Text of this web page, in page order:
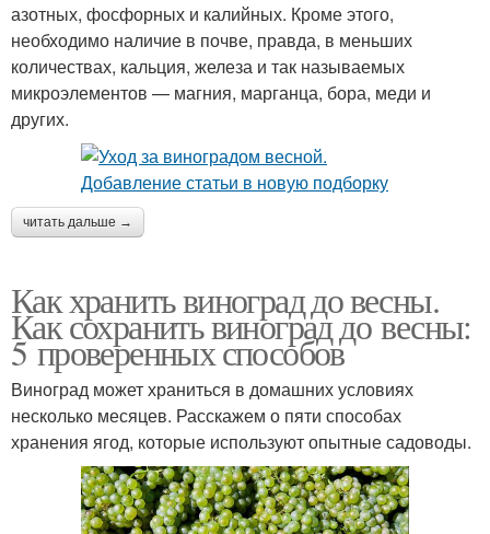
азотных, фосфорных и калийных. Кроме этого,
необходимо наличие в почве, правда, в меньших
количествах, кальция, железа и так называемых
микроэлементов — магния, марганца, бора, меди и
других.
читать дальше →
Как хранить виноград до весны.
Как сохранить виноград до весны:
5 проверенных способов
Виноград может храниться в домашних условиях
несколько месяцев. Расскажем о пяти способах
хранения ягод, которые используют опытные садоводы.